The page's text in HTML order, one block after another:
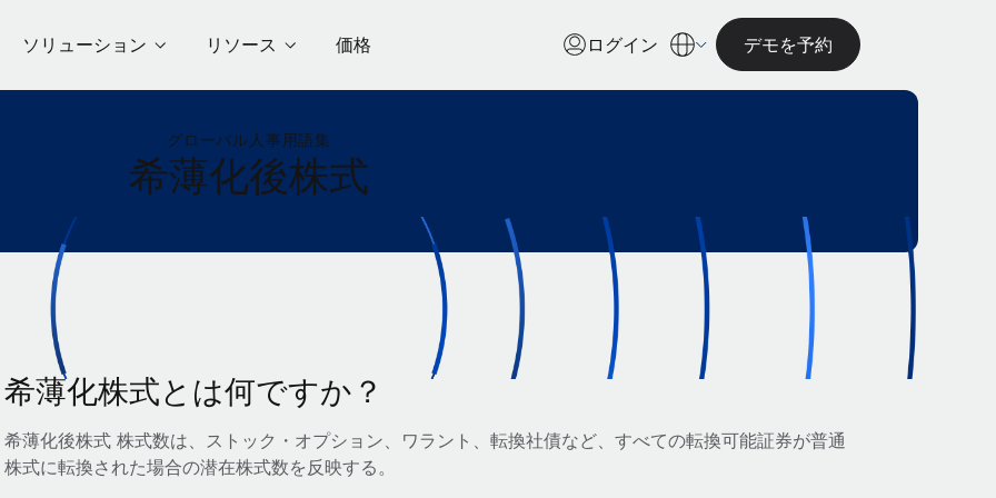
ソリューション リソース 価格 ログイン デモを予約
グローバル人事用語集
希薄化後株式
希薄化株式とは何ですか？
希薄化後株式 株式数は、ストック・オプション、ワラント、転換社債など、すべての転換可能証券が普通
株式に転換された場合の潜在株式数を反映する。